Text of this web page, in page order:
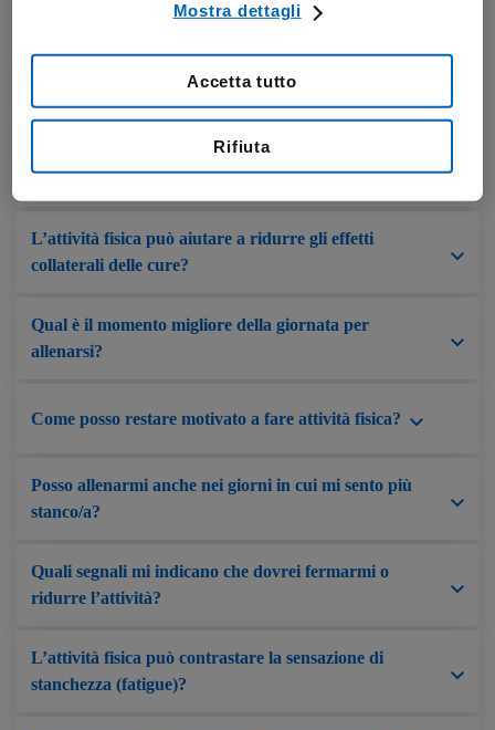
Quanta attività fisica è consigliata per migliorare il
benessere?
L’attività fisica può aiutare anche sul piano emotivo?
L’attività fisica può aiutare a ridurre gli effetti
collaterali delle cure?
Qual è il momento migliore della giornata per
allenarsi?
Come posso restare motivato a fare attività fisica?
Posso allenarmi anche nei giorni in cui mi sento più
stanco/a?
Quali segnali mi indicano che dovrei fermarmi o
ridurre l’attività?
L’attività fisica può contrastare la sensazione di
stanchezza (fatigue)?
Mostra dettagli
Rifiuta
Accetta tutto